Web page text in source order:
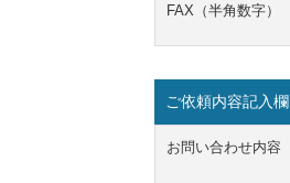
FAX（半角数字）
ご依頼内容記入欄
お問い合わせ内容